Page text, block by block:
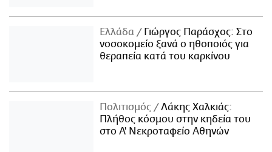
Ελλάδα
Γιώργος Παράσχος: Στο
νοσοκομείο ξανά ο ηθοποιός για
θεραπεία κατά του καρκίνου
Πολιτισμός
Λάκης Χαλκιάς:
Πλήθος κόσμου στην κηδεία του
στο Α' Νεκροταφείο Αθηνών